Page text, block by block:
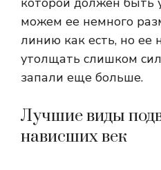
можем ее немного
линию как есть, но ее
утолщать слишком
запали еще больше.
Лучшие виды
нависших век